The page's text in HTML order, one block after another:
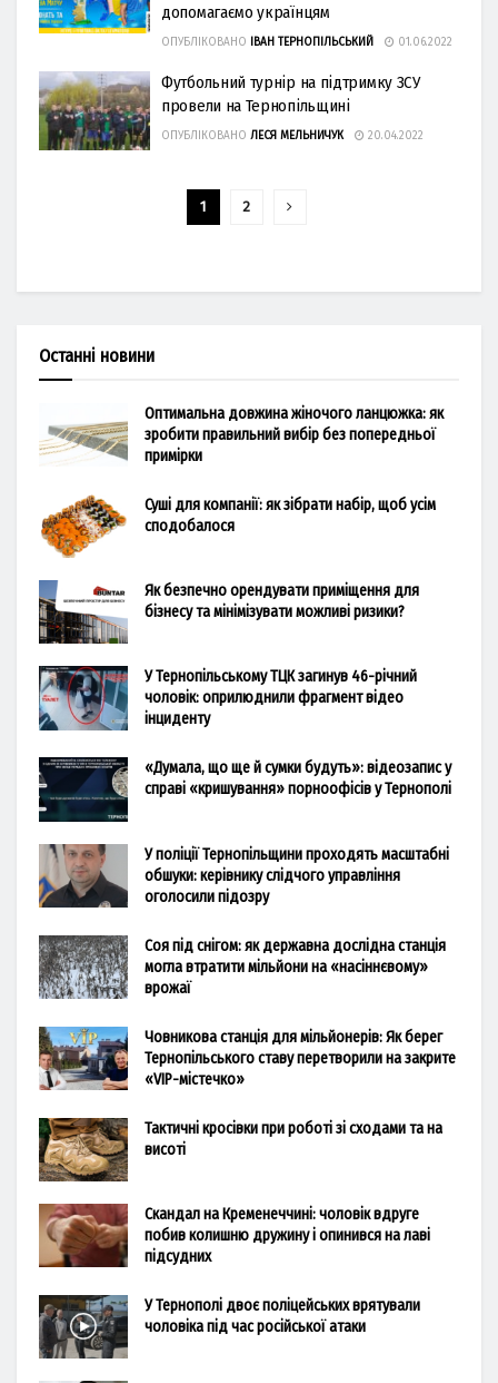
допомaгaємо укрaїнцям
ОПУБЛІКОВАНО ІВАН ТЕРНОПІЛЬСЬКИЙ 01.06.2022
Футбольний турнір на підтримку ЗСУ
провели на Тернопільщині
ОПУБЛІКОВАНО ЛЕСЯ МЕЛЬНИЧУК 20.04.2022
1 2
Останні новини
Оптимальна довжина жіночого ланцюжка: як
зробити правильний вибір без попередньої
примірки
Суші для компанії: як зібрати набір, щоб усім
сподобалося
Як безпечно орендувати приміщення для
бізнесу та мінімізувати можливі ризики?
У Тернопільському ТЦК загинув 46-річний
чоловік: оприлюднили фрагмент відео
інциденту
«Думала, що ще й сумки будуть»: відеозапис у
справі «кришування» порноофісів у Тернополі
У поліції Тернопільщини проходять масштабні
обшуки: керівнику слідчого управління
оголосили підозру
Соя під снігом: як державна дослідна станція
могла втратити мільйони на «насіннєвому»
врожаї
Човникова станція для мільйонерів: Як берег
Тернопільського ставу перетворили на закрите
«VIP-містечко»
Тактичні кросівки при роботі зі сходами та на
висоті
Скандал на Кременеччині: чоловік вдруге
побив колишню дружину і опинився на лаві
підсудних
У Тернополі двоє поліцейських врятували
чоловіка під час російської атаки